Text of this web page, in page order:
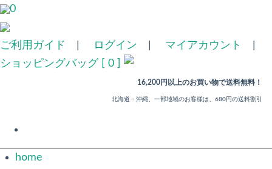
0
ご利用ガイド ログイン マイアカウント
ショッピングバッグ [ 0 ]
16,200円以上のお買い物で送料無料！
北海道・沖縄、一部地域のお客様は、680円の送料割引
home